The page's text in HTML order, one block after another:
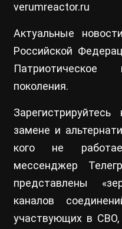
verumreactor.ru
Актуальные
Российской
Патриотическое
поколения.
замене и
кого не
мессенджер
представлены
каналов
участвующих в